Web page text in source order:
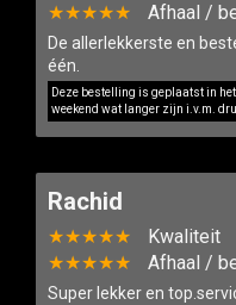
★★★★★
Afhaal /
De allerlekkerste en
één.
Deze bestelling is geplaatst in
weekend wat langer zijn i.v.m.
Rachid
★★★★★
Kwaliteit
★★★★★
Afhaal /
Super lekker en